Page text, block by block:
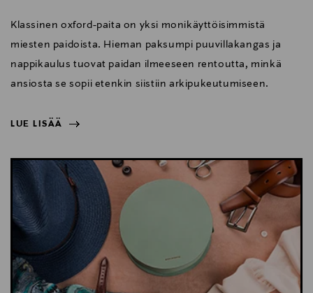
Klassinen oxford-paita on yksi monikäyttöisimmistä
miesten paidoista. Hieman paksumpi puuvillakangas ja
nappikaulus tuovat paidan ilmeeseen rentoutta, minkä
ansiosta se sopii etenkin siistiin arkipukeutumiseen.
LUE LISÄÄ
LUE LISÄÄ